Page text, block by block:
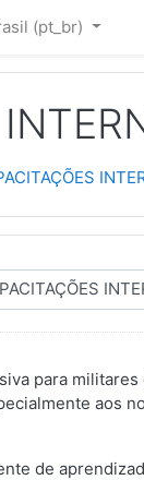
‎(pt_br)‎
para
aos
de